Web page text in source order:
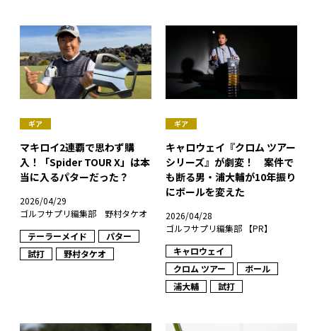
ギア
マキロイ2連覇で思わず購
入！「Spider TOUR X」は本
当に入るパターだった？
2026/04/29
ゴルフサプリ編集部 野村タケオ
テーラーメイド
パター
試打
野村タケオ
ギア
キャロウェイ『クロム ツアー
シリーズ』が劇変！ 案件で
も断る男・浦大輔が10年振り
にボールを変えた
2026/04/28
ゴルフサプリ編集部 【PR】
キャロウェイ
クロム ツアー
ボール
浦大輔
試打